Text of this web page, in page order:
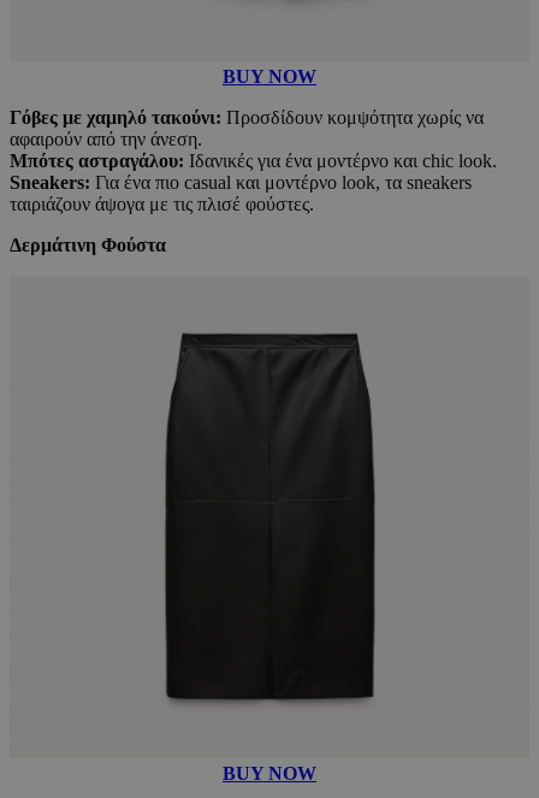
BUY NOW
Γόβες με χαμηλό τακούνι: Προσδίδουν κομψότητα χωρίς να
αφαιρούν από την άνεση.
Μπότες αστραγάλου: Ιδανικές για ένα μοντέρνο και chic look.
Sneakers: Για ένα πιο casual και μοντέρνο look, τα sneakers
ταιριάζουν άψογα με τις πλισέ φούστες.
Δερμάτινη Φούστα
BUY NOW